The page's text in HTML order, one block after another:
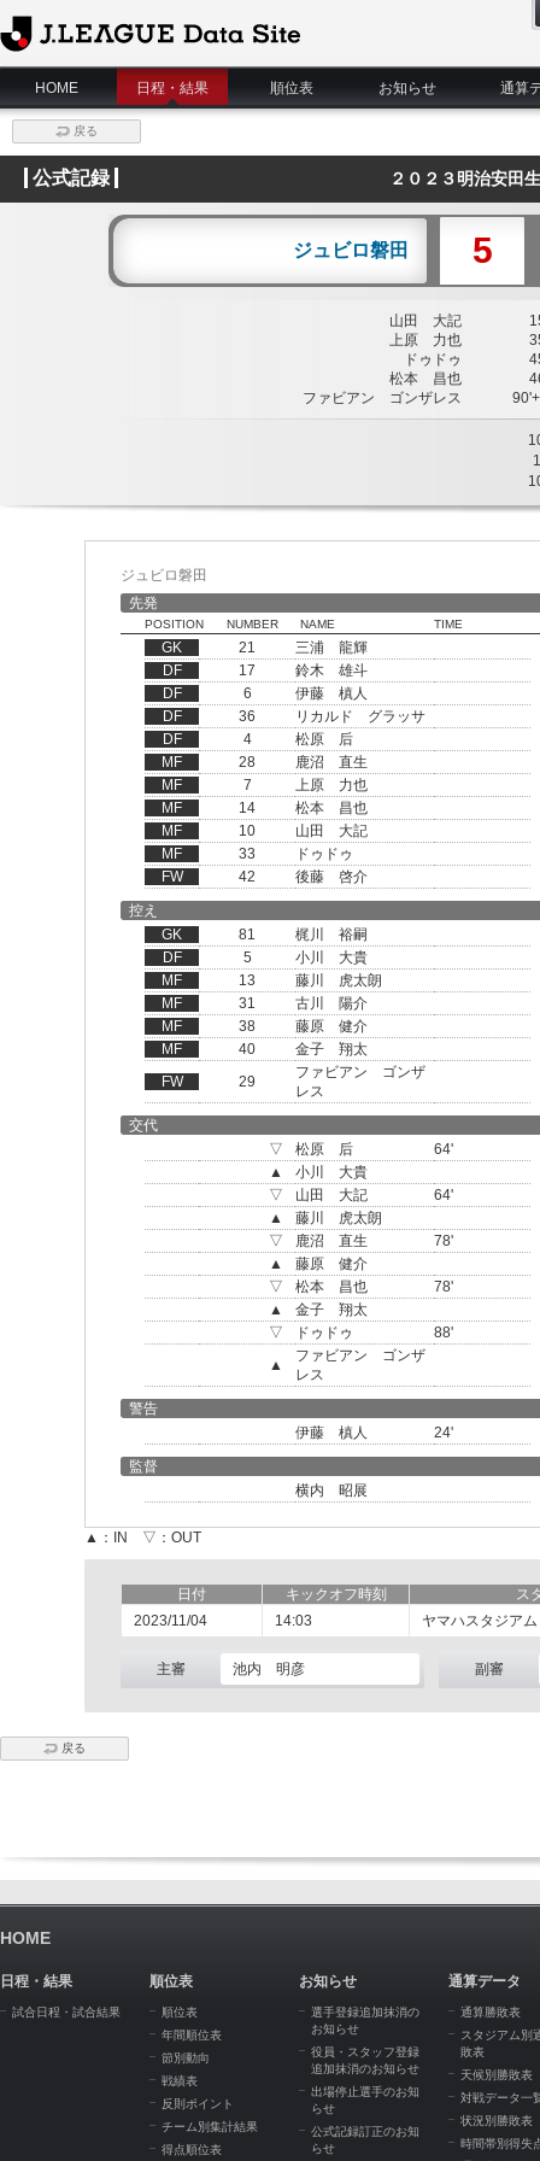
J.League Data Site
HOME
日程・結果 順位表 お知らせ 通算
戻る
公式記録 ２０２３明治安田
ジュビロ磐田 5
山田 大記
上原 力也
ドゥドゥ
松本 昌也
ファビアン ゴンザレス
1
ジュビロ磐田
先発
POSITION NUMBER NAME TIME
GK 21
三浦 龍輝
DF
17
鈴木 雄斗
DF
6
伊藤 槙人
DF
36
リカルド グラッサ
DF
4
松原 后
MF
28
鹿沼 直生
MF
7
上原 力也
MF
14
松本 昌也
MF
10
山田 大記
MF
33
ドゥドゥ
FW
42
後藤 啓介
控え
GK
81
梶川 裕嗣
DF
5
小川 大貴
MF
13
藤川 虎太朗
MF
31
古川 陽介
MF
38
藤原 健介
MF
40
金子 翔太
FW
29
ファビアン ゴンザ
レス
交代
▽
松原 后
64'
▲
小川 大貴
▽
山田 大記
64'
▲
藤川 虎太朗
▽
鹿沼 直生
78'
▲
藤原 健介
▽
松本 昌也
78'
▲
金子 翔太
▽
ドゥドゥ
88'
▲
ファビアン ゴンザ
レス
警告
伊藤 槙人
24'
監督
横内 昭展
▲：IN ▽：OUT
日付 キックオフ時刻
ス
2023/11/04
14:03 ヤマハスタジア
主審 池内 明彦 副審
戻る
HOME
日程・結果
試合日程・試合結果
順位表
順位表
年間順位表
節別動向
戦績表
反則ポイント
チーム別集計結果
得点順位表
お知らせ
選手登録追加抹消の
お知らせ
役員・スタッフ登録
追加抹消のお知らせ
出場停止選手のお知
らせ
公式記録訂正のお知
らせ
通算データ
通算勝敗表
スタジアム別
敗表
天候別勝敗表
対戦データ一
状況別勝敗表
時間帯別得失